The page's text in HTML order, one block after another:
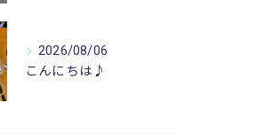
2026/08/06
こんにちは♪